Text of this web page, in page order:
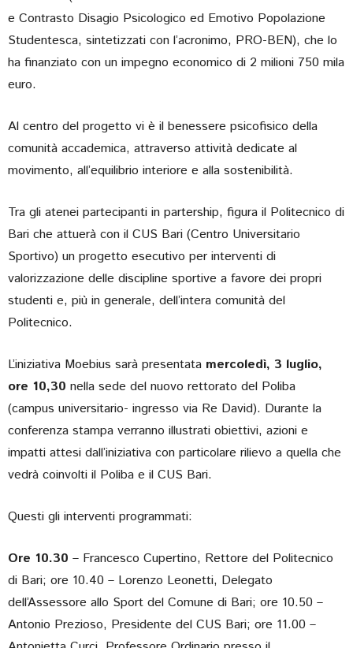
e Contrasto Disagio Psicologico ed Emotivo Popolazione
Studentesca, sintetizzati con l’acronimo, PRO-BEN), che lo
ha finanziato con un impegno economico di 2 milioni 750 mila
euro.
Al centro del progetto vi è il benessere psicofisico della
comunità accademica, attraverso attività dedicate al
movimento, all’equilibrio interiore e alla sostenibilità.
Tra gli atenei partecipanti in partership, figura il Politecnico di
Bari che attuerà con il CUS Bari (Centro Universitario
Sportivo) un progetto esecutivo per interventi di
valorizzazione delle discipline sportive a favore dei propri
studenti e, più in generale, dell’intera comunità del
Politecnico.
L’iniziativa Moebius sarà presentata mercoledì, 3 luglio,
ore 10,30 nella sede del nuovo rettorato del Poliba
(campus universitario- ingresso via Re David). Durante la
conferenza stampa verranno illustrati obiettivi, azioni e
impatti attesi dall’iniziativa con particolare rilievo a quella che
vedrà coinvolti il Poliba e il CUS Bari.
Questi gli interventi programmati:
Ore 10.30 – Francesco Cupertino, Rettore del Politecnico
di Bari; ore 10.40 – Lorenzo Leonetti, Delegato
dell’Assessore allo Sport del Comune di Bari; ore 10.50 –
Antonio Prezioso, Presidente del CUS Bari; ore 11.00 –